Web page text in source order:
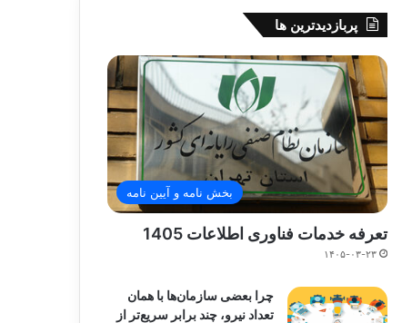
پربازدیدترین ها
بخش نامه و آیین نامه
تعرفه خدمات فناوری اطلاعات 1405
۱۴۰۵-۰۳-۲۳
چرا بعضی سازمان‌ها با همان
تعداد نیرو، چند برابر سریع‌تر از